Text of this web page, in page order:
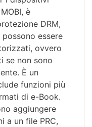
è
DRM,
essere
ovvero
se non sono
È un
funzioni più
di e-Book.
aggiungere
a un file PRC,